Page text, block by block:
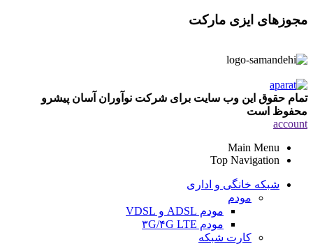
مجوزهای ایزی مارکت
تمام حقوق این وب سایت برای شرکت نوآوران آسان پیشرو
محفوظ است
account
Main Menu
Top Navigation
شبکه خانگی و اداری
مودم
مودم ADSL و VDSL
مودم ۳G/۴G LTE
کارت شبکه